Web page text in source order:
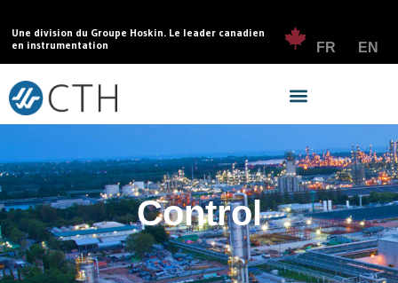
Une division du Groupe Hoskin. Le leader canadien
en instrumentation
FR EN
Control